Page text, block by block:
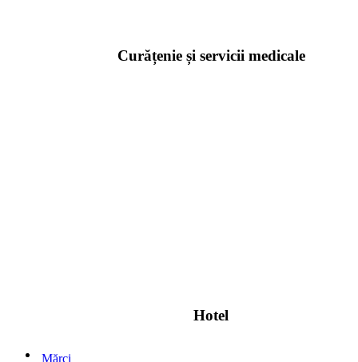
Curățenie și servicii medicale
Hotel
Mărci